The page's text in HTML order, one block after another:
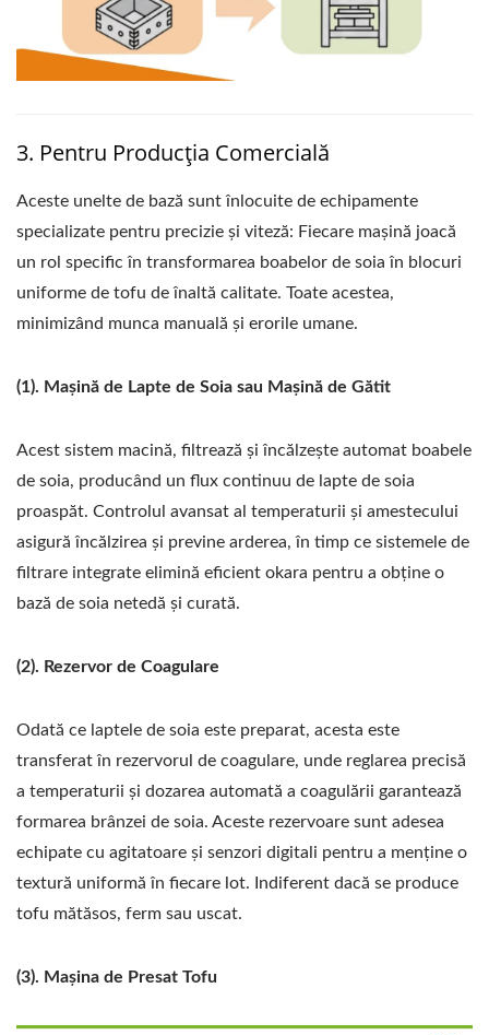
3. Pentru Producția Comercială
Aceste unelte de bază sunt înlocuite de echipamente
specializate pentru precizie și viteză: Fiecare mașină joacă
un rol specific în transformarea boabelor de soia în blocuri
uniforme de tofu de înaltă calitate. Toate acestea,
minimizând munca manuală și erorile umane.
(1). Mașină de Lapte de Soia sau Mașină de Gătit
Acest sistem macină, filtrează și încălzește automat boabele
de soia, producând un flux continuu de lapte de soia
proaspăt. Controlul avansat al temperaturii și amestecului
asigură încălzirea și previne arderea, în timp ce sistemele de
filtrare integrate elimină eficient okara pentru a obține o
bază de soia netedă și curată.
(2). Rezervor de Coagulare
Odată ce laptele de soia este preparat, acesta este
transferat în rezervorul de coagulare, unde reglarea precisă
a temperaturii și dozarea automată a coagulării garantează
formarea brânzei de soia. Aceste rezervoare sunt adesea
echipate cu agitatoare și senzori digitali pentru a menține o
textură uniformă în fiecare lot. Indiferent dacă se produce
tofu mătăsos, ferm sau uscat.
(3). Mașina de Presat Tofu